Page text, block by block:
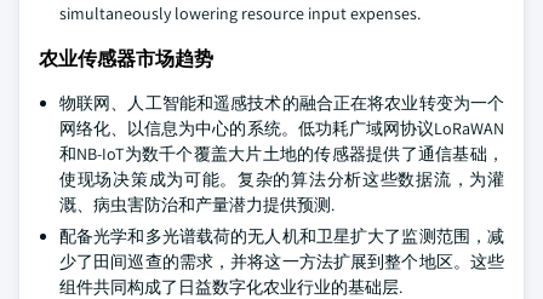
simultaneously lowering resource input expenses.
农业传感器市场趋势
物联网、人工智能和遥感技术的融合正在将农业转变为一个
网络化、以信息为中心的系统。低功耗广域网协议LoRaWAN
和NB-IoT为数千个覆盖大片土地的传感器提供了通信基础，
使现场决策成为可能。复杂的算法分析这些数据流，为灌
溉、病虫害防治和产量潜力提供预测.
配备光学和多光谱载荷的无人机和卫星扩大了监测范围，减
少了田间巡查的需求，并将这一方法扩展到整个地区。这些
组件共同构成了日益数字化农业行业的基础层.